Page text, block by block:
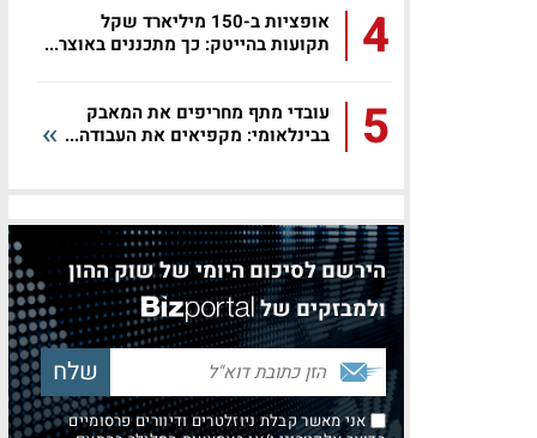
4
אופציות ב-150 מיליארד שקל
תקועות בהייטק: כך מתכננים באוצר...
5
עובדי מתף מחריפים את המאבק
בבינלאומי: מקפיאים את העבודה...
הירשם לסיכום היומי של שוק ההון
ולמבזקים של
אני מאשר קבלת ניוזלטרים ודיוורים פרסומיים